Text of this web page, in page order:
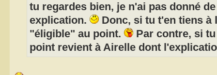
tu regardes bien, je n'ai pas donné
explication.
Donc, si tu t'en tiens à
"éligible" au point.
Par contre, si
point revient à Airelle dont